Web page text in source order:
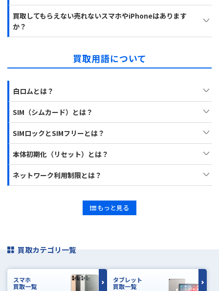
買取してもらえない売れないスマホやiPhoneはあります
か？
買取用語について
白ロムとは？
SIM（シムカード）とは？
SIMロックとSIMフリーとは？
本体初期化（リセット）とは？
ネットワーク利用制限とは？
もっと見る
買取カテゴリ一覧
スマホ
買取一覧
タブレット
買取一覧